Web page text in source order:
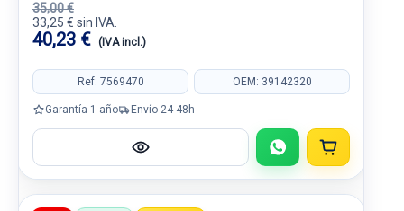
35,00 €
33,25 € sin IVA.
40,23 € (IVA incl.)
Ref: 7569470 OEM: 39142320
Garantía 1 año Envío 24-48h